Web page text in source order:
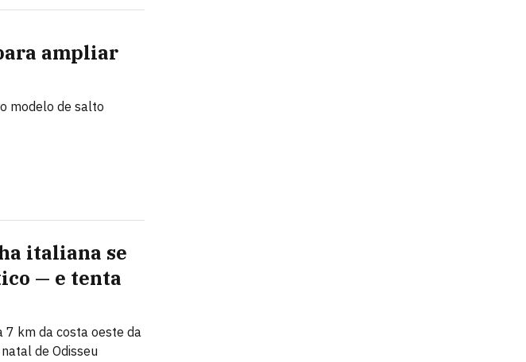
ampliar
modelo de salto
italiana se
— e tenta
7 km da costa oeste da
de Odisseu